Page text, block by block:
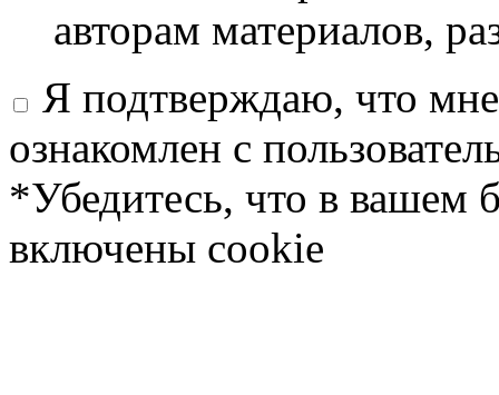
авторам материалов,
Я подтверждаю, что
ознакомлен с
*Убедитесь, что в вашем
включены cookie